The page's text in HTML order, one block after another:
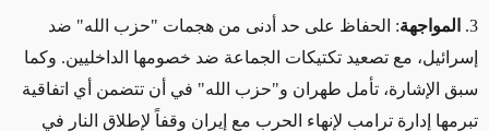
3
. المواجهة: الحفاظ على حد أدنى من هجمات "حزب الله" ضد
إسرائيل، مع تصعيد تكتيكات الجماعة ضد خصومها الداخليين. وكما
سبق الإشارة، تأمل طهران و"حزب الله" في أن تتضمن أي اتفاقية
تبرمها إدارة ترامب لإنهاء الحرب مع إيران وقفاً لإطلاق النار في